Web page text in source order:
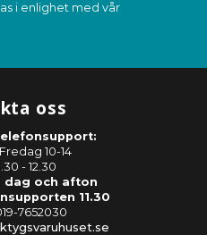
i enlighet med vår
oss
10-14
- 12.30
dag och afton
11.30
7652030